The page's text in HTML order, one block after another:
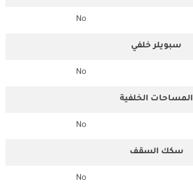
No
سبويلر خلفي
No
المساحات الخلفية
No
سكك السقف
No